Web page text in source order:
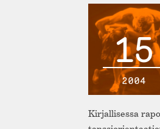
15
2004
Kirjallisessa